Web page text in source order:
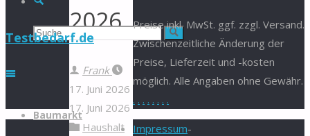
Suchen Suche
Testbedarf.de
Zum
Baumarkt
2026
Frank
17. Juni 2026
17. Juni 2026
Haushalt
Preise inkl. MwSt. ggf. zzgl. Versand.
Zwischenzeitliche Änderung der
Preise, Lieferzeit und -kosten
möglich. Alle Angaben ohne Gewähr.
. . . . . . . .
Impressum-